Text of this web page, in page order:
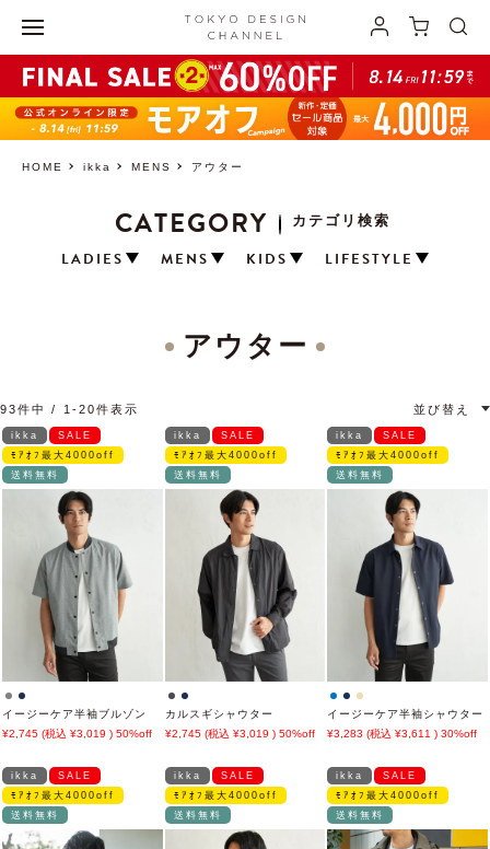
HOME ikka MENS アウター
CATEGORY
カテゴリ検索
LADIES
MENS KIDS LIFESTYLE
アウター
並び替え
93件中 1 -20件表示
ikka
SALE
ﾓｱｵﾌ最大4000off
送料無料
イージーケア半袖ブルゾン
2,745
3,019 50%off
ikka
SALE
ﾓｱｵﾌ最大4000off
送料無料
カルスギシャウター
2,745
3,019 50%off
ikka
SALE
ﾓｱｵﾌ最大4000off
送料無料
イージーケア半袖シャウター
3,283
3,611 30%off
ikka
SALE
ﾓｱｵﾌ最大4000off
送料無料
ikka
SALE
ﾓｱｵﾌ最大4000off
送料無料
ikka
SALE
ﾓｱｵﾌ最大4000off
送料無料